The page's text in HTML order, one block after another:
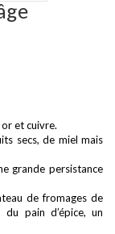
et cuivre.
secs, de miel mais
grande persistance
de fromages de
pain d’épice, un